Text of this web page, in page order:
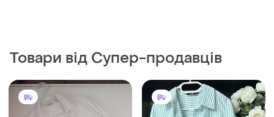
Товари від Супер-продавців